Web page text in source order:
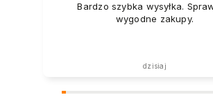
Bardzo szybka wysyłka.
wygodne zakupy.
dzisiaj